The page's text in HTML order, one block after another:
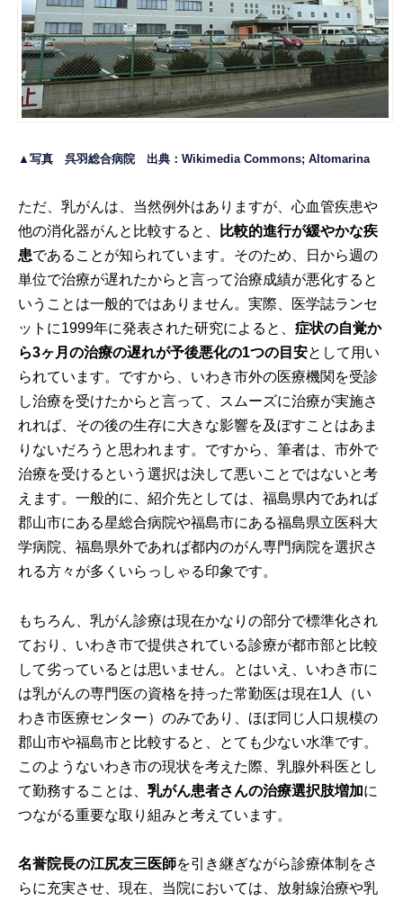
▲写真 呉羽総合病院 出典：Wikimedia Commons; Altomarina
ただ、乳がんは、当然例外はありますが、心血管疾患や
他の消化器がんと比較すると、
比較的進行が緩やかな疾
患であることが知られています。そのため、日から週の
単位で治療が遅れたからと言って治療成績が悪化すると
いうことは一般的ではありません。実際、医学誌ランセ
ットに1999年に発表された研究によると、症状の自覚か
ら3ヶ月の治療の遅れが予後悪化の1つの目安として用い
られています。ですから、いわき市外の医療機関を受診
し治療を受けたからと言って、スムーズに治療が実施さ
れれば、その後の生存に大きな影響を及ぼすことはあま
りないだろうと思われます。ですから、筆者は、市外で
治療を受けるという選択は決して悪いことではないと考
えます。一般的に、紹介先としては、福島県内であれば
郡山市にある星総合病院や福島市にある福島県立医科大
学病院、福島県外であれば都内のがん専門病院を選択さ
れる方々が多くいらっしゃる印象です。
もちろん、乳がん診療は現在かなりの部分で標準化され
ており、いわき市で提供されている診療が都市部と比較
して劣っているとは思いません。とはいえ、いわき市に
は乳がんの専門医の資格を持った常勤医は現在1人（い
わき市医療センター）のみであり、ほぼ同じ人口規模の
郡山市や福島市と比較すると、とても少ない水準です。
このようないわき市の現状を考えた際、乳腺外科医とし
て勤務することは、乳がん患者さんの治療選択肢増加に
つながる重要な取り組みと考えています。
名誉院長の江尻友三医師を引き継ぎながら診療体制をさ
らに充実させ、現在、当院においては、放射線治療や乳